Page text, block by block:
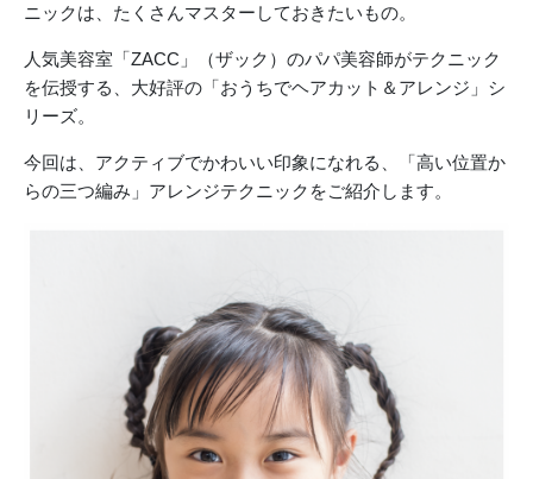
ニックは、たくさんマスターしておきたいもの。
人気美容室「ZACC」（ザック）のパパ美容師がテクニック
を伝授する、大好評の「おうちでヘアカット＆アレンジ」シ
リーズ。
今回は、アクティブでかわいい印象になれる、「高い位置か
らの三つ編み」アレンジテクニックをご紹介します。